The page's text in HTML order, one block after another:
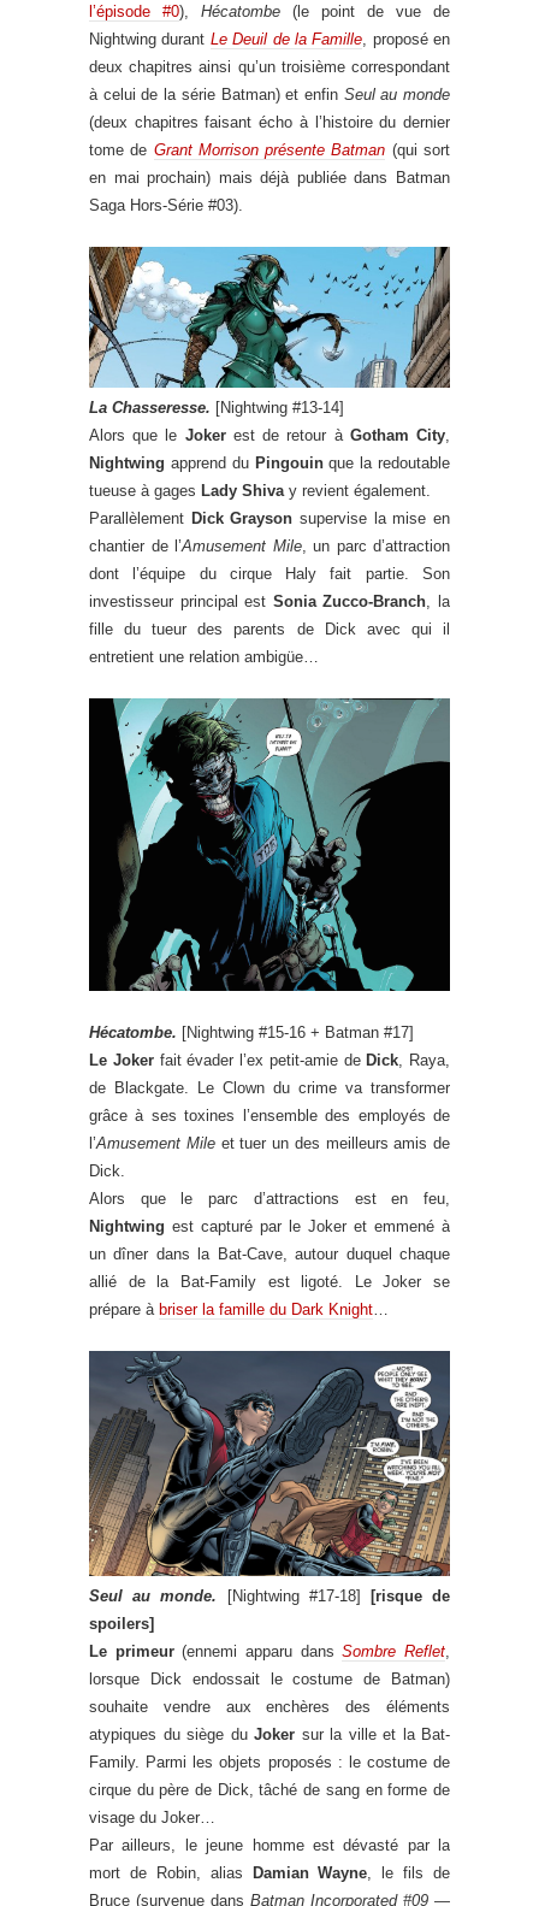
l’épisode #0), Hécatombe (le point de vue de
Nightwing durant Le Deuil de la Famille, proposé en
deux chapitres ainsi qu’un troisième correspondant
à celui de la série Batman) et enfin Seul au monde
(deux chapitres faisant écho à l’histoire du dernier
tome de Grant Morrison présente Batman (qui sort
en mai prochain) mais déjà publiée dans Batman
Saga Hors-Série #03).
La Chasseresse. [Nightwing #13-14]
Alors que le Jokerest de retour à Gotham City,
Nightwing apprend du Pingouinque la redoutable
tueuse à gages Lady Shivay revient également.
Parallèlement Dick Grayson supervise la mise en
chantier de l’Amusement Mile, un parc d’attraction
dont l’équipe du cirque Haly fait partie. Son
investisseur principal est Sonia Zucco-Branch, la
fille du tueur des parents de Dick avec qui il
entretient une relation ambigüe…
Hécatombe. [Nightwing #15-16 + Batman #17]
Le Jokerfait évader l’ex petit-amie de Dick, Raya,
de Blackgate. Le Clown du crime va transformer
grâce à ses toxines l’ensemble des employés de
l’Amusement Mileet tuer un des meilleurs amis de
Dick.
Alors que le parc d’attractions est en feu,
Nightwing est capturé par le Joker et emmené à
un dîner dans la Bat-Cave, autour duquel chaque
allié de la Bat-Family est ligoté. Le Joker se
prépare à briser la famille du Dark Knight…
Seul au monde. [Nightwing #17-18]
[risque de
spoilers]
Le primeur(ennemi apparu dansSombre Reflet
lorsque Dick endossait le costume de Batman)
souhaite vendre aux enchères des éléments
atypiques du siège du Joker sur la ville et la Bat-
Family. Parmi les objets proposés : le costume de
cirque du père de Dick, tâché de sang en forme de
visage du Joker…
Par ailleurs, le jeune homme est dévasté par la
mort de Robin, alias
Damian Wayne , le fils de
Bruce (survenue dans Batman Incorporated #09 —